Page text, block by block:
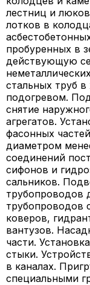
лестниц и
лотков в
пробуренных в
действующую
стальных труб
подогревом.
снятие
агрегатов.
фасонных
диаметром
соединений
сифонов и
сальников.
трубопроводов
трубопроводов
коверов,
вантузов.
части.
стыки.
в каналах.
специальными